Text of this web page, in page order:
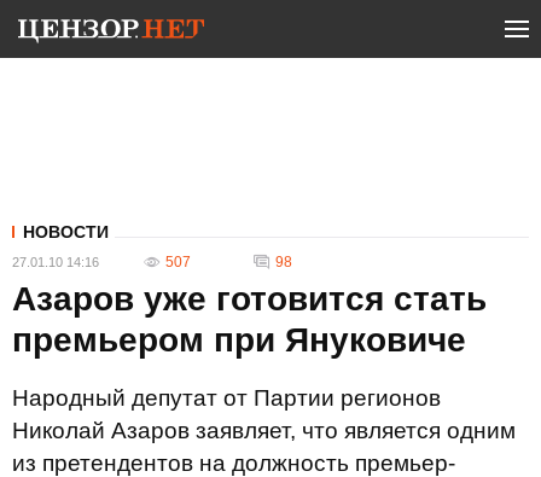
НОВОСТИ
27.01.10 14:16 507 98
Азаров уже готовится стать
премьером при Януковиче
Народный депутат от Партии регионов
Николай Азаров заявляет, что является одним
из претендентов на должность премьер-